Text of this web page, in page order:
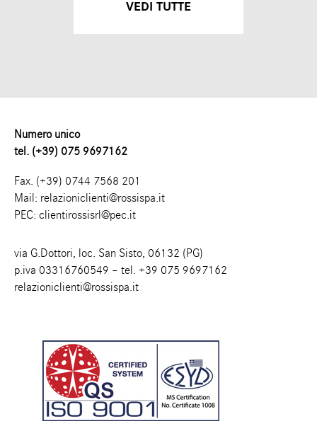
VEDI TUTTE
Numero unico
tel. (+39) 075 9697162
Fax. (+39) 0744 7568 201
Mail: relazioniclienti@rossispa.it
PEC: clientirossisrl@pec.it
via G.Dottori, loc. San Sisto, 06132 (PG)
p.iva 03316760549 – tel. +39 075 9697162
relazioniclienti@rossispa.it